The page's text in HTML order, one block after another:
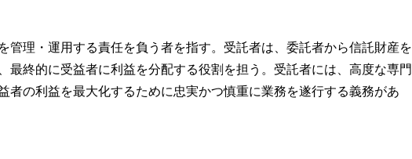
管理・運用する責任を負う者を指す。受託者は、委託者から信託財産を
最終的に受益者に利益を分配する役割を担う。受託者には、高度な専門
者の利益を最大化するために忠実かつ慎重に業務を遂行する義務があ